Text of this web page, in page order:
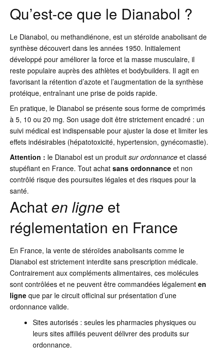
Qu’est-ce que le Dianabol ?
Le Dianabol, ou methandiénone, est un stéroïde anabolisant de
synthèse découvert dans les années 1950. Initialement
développé pour améliorer la force et la masse musculaire, il
reste populaire auprès des athlètes et bodybuilders. Il agit en
favorisant la rétention d’azote et l’augmentation de la synthèse
protéique, entraînant une prise de poids rapide.
En pratique, le Dianabol se présente sous forme de comprimés
à 5, 10 ou 20 mg. Son usage doit être strictement encadré : un
suivi médical est indispensable pour ajuster la dose et limiter les
effets indésirables (hépatotoxicité, hypertension, gynécomastie).
Attention : le Dianabol est un produit sur ordonnance et classé
stupéfiant en France. Tout achat sans ordonnance et non
contrôlé risque des poursuites légales et des risques pour la
santé.
Achat en ligne et
réglementation en France
En France, la vente de stéroïdes anabolisants comme le
Dianabol est strictement interdite sans prescription médicale.
Contrairement aux compléments alimentaires, ces molécules
sont contrôlées et ne peuvent être commandées légalement en
ligne que par le circuit officinal sur présentation d’une
ordonnance valide.
Sites autorisés : seules les pharmacies physiques ou
leurs sites affiliés peuvent délivrer des produits sur
ordonnance.